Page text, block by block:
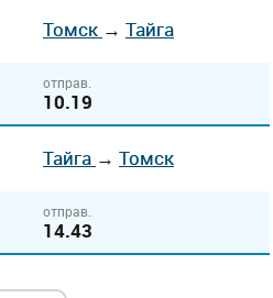
Томск → Тайга
отправ.
10.19
Тайга → Томск
отправ.
14.43